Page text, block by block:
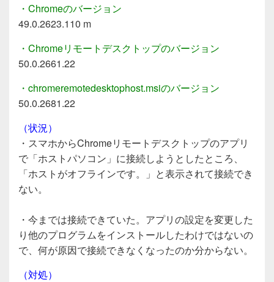
・Chromeのバージョン
49.0.2623.110 m
・Chromeリモートデスクトップのバージョン
50.0.2661.22
・chromeremotedesktophost.msiのバージョン
50.0.2681.22
（状況）
・スマホからChromeリモートデスクトップのアプリ
で「ホストパソコン」に接続しようとしたところ、
「ホストがオフラインです。」と表示されて接続でき
ない。
・今までは接続できていた。アプリの設定を変更した
り他のプログラムをインストールしたわけではないの
で、何が原因で接続できなくなったのか分からない。
（対処）